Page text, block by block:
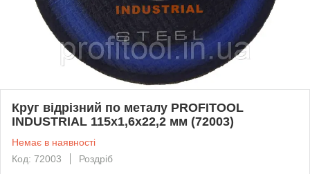
Круг відрізний по металу PROFITOOL
INDUSTRIAL 115x1,6x22,2 мм (72003)
Немає в наявності
Код: 72003
Роздріб